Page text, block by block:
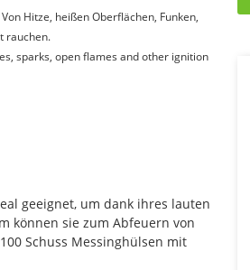
Hitze, heißen Oberflächen, Funken,
rauchen.
sparks, open flames and other ignition
geeignet, um dank ihres lauten
können sie zum Abfeuern von
Schuss Messinghülsen mit